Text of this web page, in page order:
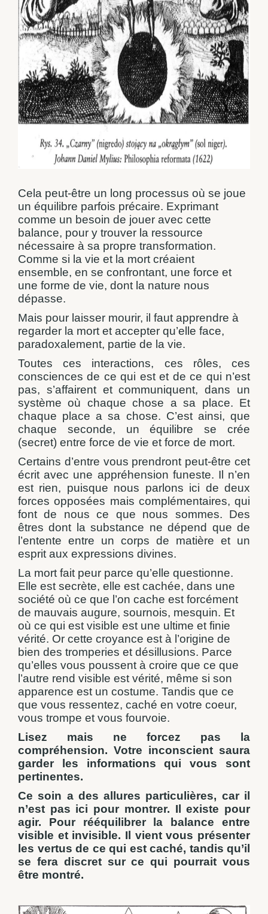
Cela peut-être un long processus où se joue
un équilibre parfois précaire. Exprimant
comme un besoin de jouer avec cette
balance, pour y trouver la ressource
nécessaire à sa propre transformation.
Comme si la vie et la mort créaient
ensemble, en se confrontant, une force et
une forme de vie, dont la nature nous
dépasse.
Mais pour laisser mourir, il faut apprendre à
regarder la mort et accepter qu’elle face,
paradoxalement, partie de la vie.
Toutes ces interactions, ces rôles, ces
consciences de ce qui est et de ce qui n’est
pas, s’affairent et communiquent, dans un
système où chaque chose a sa place. Et
chaque place a sa chose. C’est ainsi, que
chaque seconde, un équilibre se crée
(secret) entre force de vie et force de mort.
Certains d’entre vous prendront peut-être cet
écrit avec une appréhension funeste. Il n’en
est rien, puisque nous parlons ici de deux
forces opposées mais complémentaires, qui
font de nous ce que nous sommes. Des
êtres dont la substance ne dépend que de
l’entente entre un corps de matière et un
esprit aux expressions divines.
La mort fait peur parce qu’elle questionne.
Elle est secrète, elle est cachée, dans une
société où ce que l’on cache est forcément
de mauvais augure, sournois, mesquin. Et
où ce qui est visible est une ultime et finie
vérité. Or cette croyance est à l’origine de
bien des tromperies et désillusions. Parce
qu’elles vous poussent à croire que ce que
l’autre rend visible est vérité, même si son
apparence est un costume. Tandis que ce
que vous ressentez, caché en votre coeur,
vous trompe et vous fourvoie.
Lisez mais ne forcez pas la
compréhension. Votre inconscient saura
garder les informations qui vous sont
pertinentes.
Ce soin a des allures particulières, car il
n’est pas ici pour montrer. Il existe pour
agir. Pour rééquilibrer la balance entre
visible et invisible. Il vient vous présenter
les vertus de ce qui est caché, tandis qu’il
se fera discret sur ce qui pourrait vous
être montré.